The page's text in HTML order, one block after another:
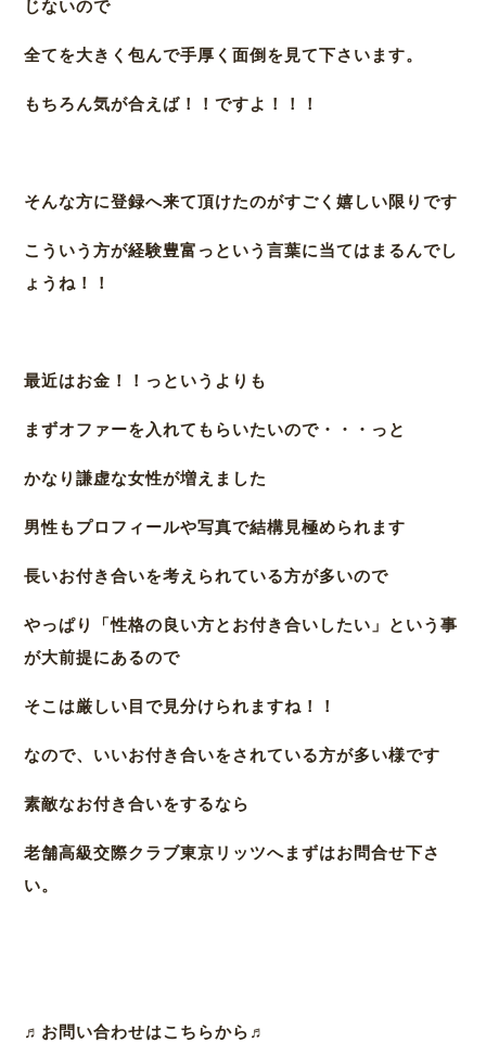
じないので
全てを大きく包んで手厚く面倒を見て下さいます。
もちろん気が合えば！！ですよ！！！
そんな方に登録へ来て頂けたのがすごく嬉しい限りです
こういう方が経験豊富っという言葉に当てはまるんでし
ょうね！！
最近はお金！！っというよりも
まずオファーを入れてもらいたいので・・・っと
かなり謙虚な女性が増えました
男性もプロフィールや写真で結構見極められます
長いお付き合いを考えられている方が多いので
やっぱり「性格の良い方とお付き合いしたい」という事
が大前提にあるので
そこは厳しい目で見分けられますね！！
なので、いいお付き合いをされている方が多い様です
素敵なお付き合いをするなら
老舗高級交際クラブ東京リッツへまずはお問合せ下さ
い。
♬お問い合わせはこちらから♬